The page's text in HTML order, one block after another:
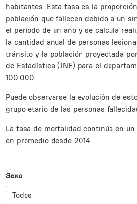
habitantes. Esta tasa es la
población que fallecen debido a un
el período de un año y se calcula
la cantidad anual de personas
tránsito y la población proyectada
de Estadística (INE) para el
100.000.
Puede observarse la evolución de
grupo etario de las personas
La tasa de mortalidad continúa en
en promedio desde 2014.
Sexo